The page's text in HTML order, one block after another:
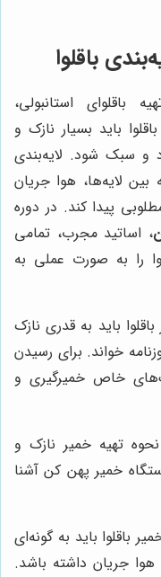
باقلوا
باقلوای استانبولی،
باید بسیار نازک و
و سبک شود. لایه‌بندی
بین لایه‌ها، هوا جریان
پیدا کند. در دوره
، اساتید مجرب، تمامی
را به صورت عملی به
باید به قدری نازک
خواند. برای رسیدن
خاص خمیرگیری و
تهیه خمیر نازک و
خمیر پهن کن آشنا
باقلوا باید به گونه‌ای
جریان داشته باشد.